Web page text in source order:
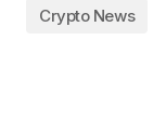
Crypto News